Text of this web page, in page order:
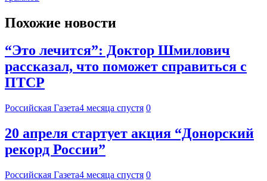
Похожие новости
“Это лечится”: Доктор Шмилович
рассказал, что поможет справиться с
ПТСР
Российская Газета4 месяца спустя 0
20 апреля стартует акция “Донорский
рекорд России”
Российская Газета4 месяца спустя 0